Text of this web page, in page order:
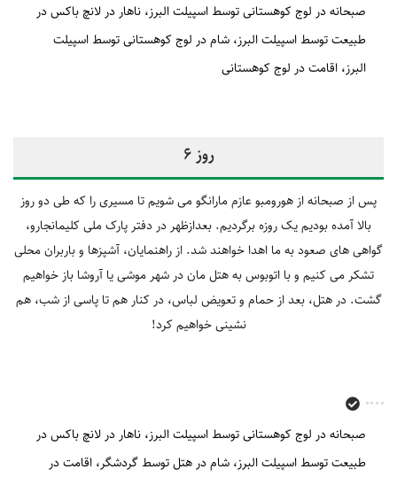
صبحانه در لوج کوهستانی توسط اسپیلت البرز ناهار در لانچ باکس در
طبیعت توسط اسپیلت البرز شام در لوج کوهستانی توسط اسپیلت
البرز اقامت در لوج کوهستانی
روز 6
پس از صبحانه از هورومبو عازم مارانگو می شویم تا مسیری را که طی دو روز
بالا آمده بودیم یک روزه برگردیم. بعدازظهر در دفتر پارک ملی کلیمانجارو،
گواهی های صعود به ما اهدا خواهند شد. از راهنمایان، آشپزها و باربران محلی
تشکر می کنیم و با اتوبوس به هتل مان در شهر موشی یا آروشا باز خواهیم
گشت. در هتل، بعد از حمام و تعویض لباس، در کنار هم تا پاسی از شب، هم
نشینی خواهیم کرد!
صبحانه در لوج کوهستانی توسط اسپیلت البرز ناهار در لانچ باکس در
طبیعت توسط اسپیلت البرز شام در هتل توسط گردشگر اقامت در